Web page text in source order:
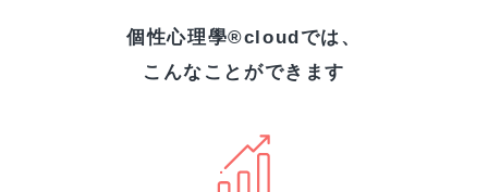
個性心理學®cloudでは、
こんなことができます